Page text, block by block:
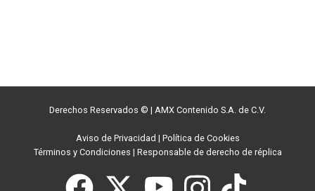
Derechos Reservados © | AMX Contenido S.A. de C.V.
Aviso de Privacidad | Política de Cookies
Términos y Condiciones | Responsable de derecho de réplica